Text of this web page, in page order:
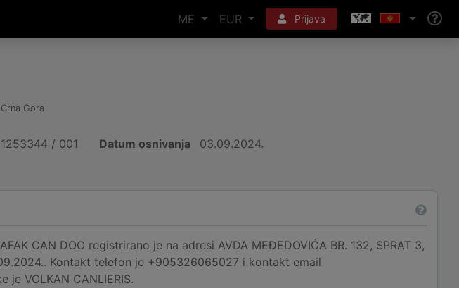
ME EUR Prijava
Crna Gora
/ 001 Datum osnivanja 03.09.2024.
CAN DOO registrirano je na adresi AVDA MEĐEDOVIĆA BR. 132, SPRAT 3,
Kontakt telefon je +905326065027 i kontakt email
VOLKAN CANLIERIS.